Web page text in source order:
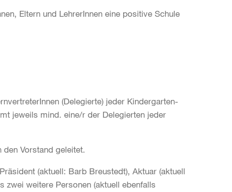
Eltern und LehrerInnen eine positive Schule
(Delegierte) jeder Kindergarten-
jeweils mind. eine/r der Delegierten jeder
Vorstand geleitet.
(aktuell: Barb Breustedt), Aktuar (aktuell
zwei weitere Personen (aktuell ebenfalls